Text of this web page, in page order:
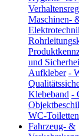
Maschinen-
und
Aufkleber -
Klebeband -
WC-
Fahrzeug- &